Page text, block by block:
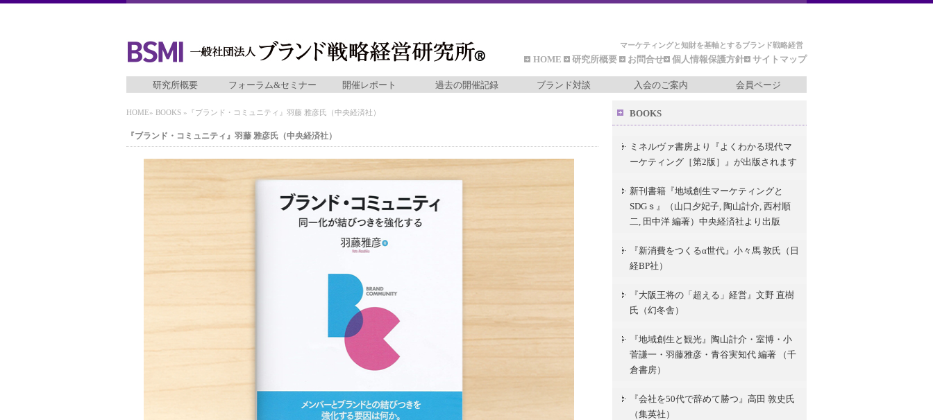
マーケティングと知財を基軸とするブランド戦略経営
HOME 研究所概要 お問合せ 個人情報保護方針 サイトマップ
研究所概要 フォーラム&セミナー 開催レポート 過去の開催記録 ブランド対談 入会のご案内 会員ページ
HOME» BOOKS »『ブランド・コミュニティ』羽藤 雅彦氏（中央経済社）
『ブランド・コミュニティ』羽藤 雅彦氏（中央経済社）
BOOKS
ミネルヴァ書房より『よくわかる現代マ
ーケティング［第2版］』が出版されます
新刊書籍『地域創生マーケティングと
SDGｓ』（山口夕妃子, 陶山計介, 西村順
二, 田中洋 編著）中央経済社より出版
『新消費をつくるα世代』小々馬 敦氏（日
経BP社）
『大阪王将の「超える」経営』文野 直樹
氏（幻冬舎）
『地域創生と観光』陶山計介・室博・小
菅謙一・羽藤雅彦・青谷実知代 編著 （千
倉書房）
『会社を50代で辞めて勝つ』高田 敦史氏
（集英社）